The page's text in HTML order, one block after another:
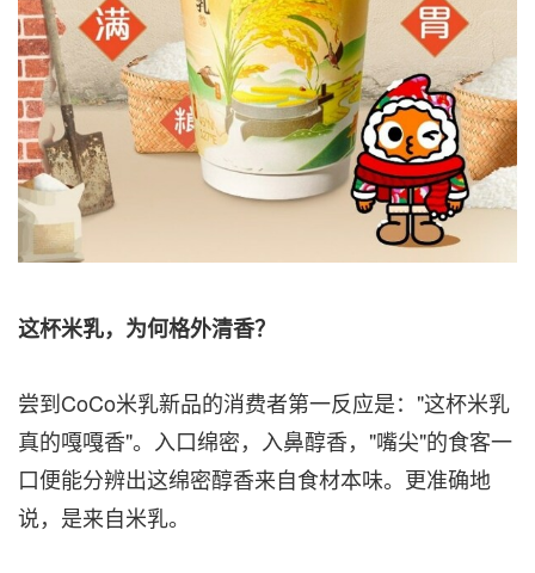
这杯米乳，为何格外清香？
尝到CoCo米乳新品的消费者第一反应是："这杯米乳
真的嘎嘎香"。入口绵密，入鼻醇香，"嘴尖"的食客一
口便能分辨出这绵密醇香来自食材本味。更准确地
说，是来自米乳。